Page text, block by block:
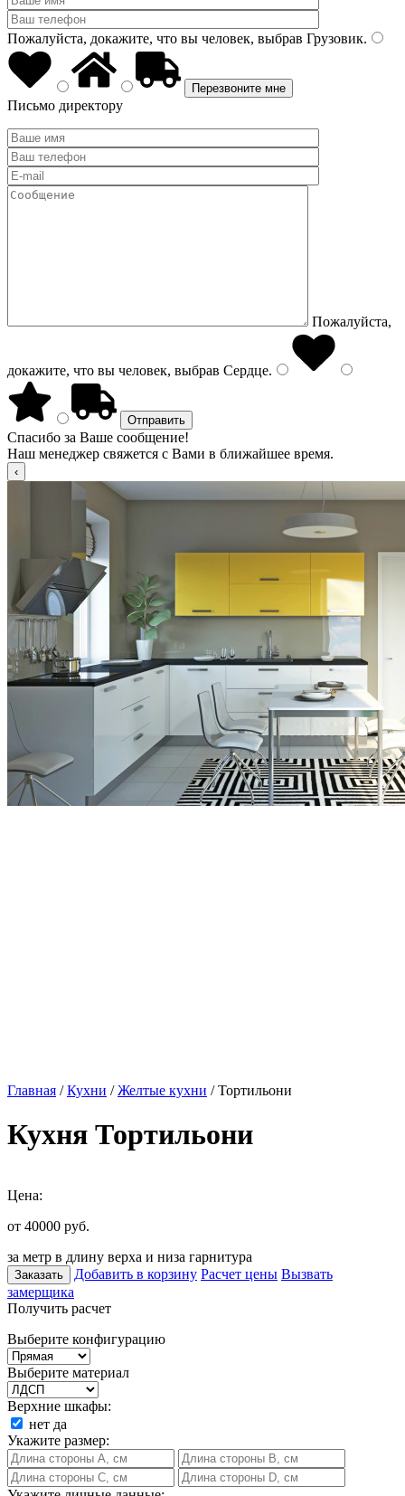
Пожалуйста, докажите, что вы человек, выбрав Грузовик.
Письмо директору
Пожалуйста,
докажите, что вы человек, выбрав Сердце.
Спасибо за Ваше сообщение!
Наш менеджер свяжется с Вами в ближайшее время.
Главная /Кухни /Желтые кухни / Тортильони
Кухня Тортильони
Цена:
от 40000 руб.
за метр в длину верха и низа гарнитура
Заказать Добавить в корзину Расчет цены Вызвать
замерщика
Получить расчет
Выберите конфигурацию
Выберите материал
Верхние шкафы:
нет да
Укажите размер: